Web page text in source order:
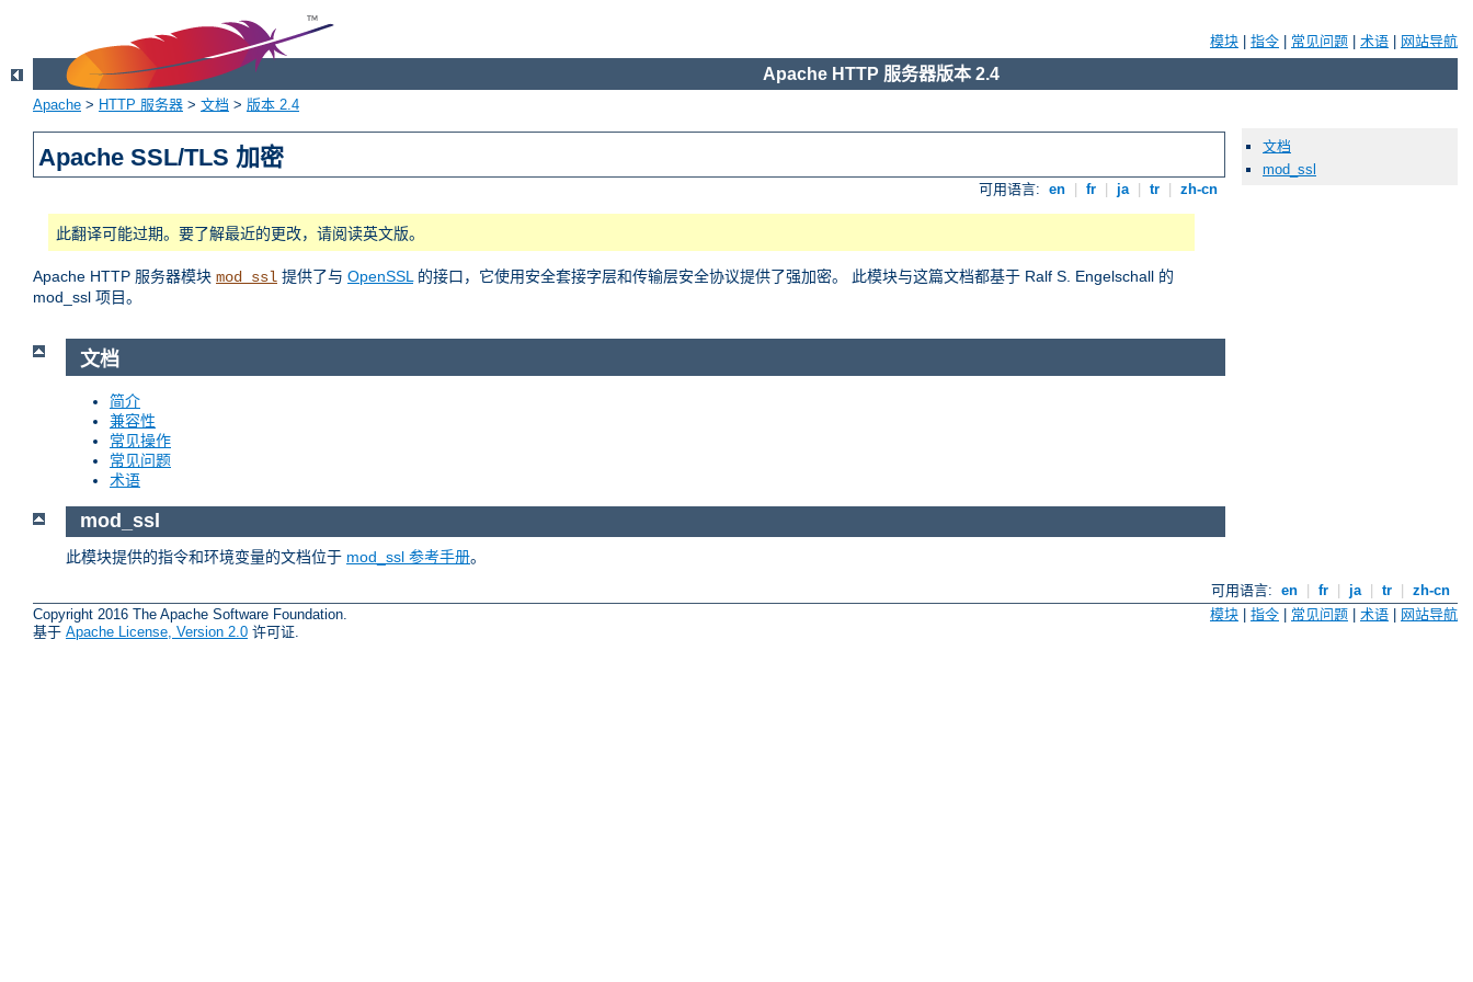
模块 指令 常见问题 术语 网站导航
Apache HTTP 服务器版本 2.4
Apache > HTTP 服务器 > 文档 > 版本 2.4
Apache SSL/TLS 加密
可用语言: en fr ja tr zh-cn
此翻译可能过期。要了解最近的更改，请阅读英文版。
Apache HTTP 服务器模块 mod_ssl 提供了与 OpenSSL的接口，它使用安全套接字层和传输层安全协议提供了强加密。 此模块与这篇文档都基于 Ralf S. Engelschall 的
mod_ssl 项目。
文档
mod_ssl
文档
简介
兼容性
常见操作
常见问题
术语
mod_ssl
此模块提供的指令和环境变量的文档位于 mod_ssl 参考手册。
可用语言: en fr ja tr
zh-cn
Copyright 2016 The Apache Software Foundation.
基于 Apache License, Version 2.0 许可证.
模块 指令 常见问题 术语 网站导航